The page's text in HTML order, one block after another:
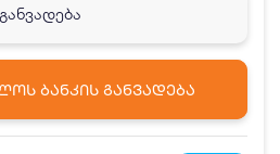
ᲑᲐᲜᲙᲘᲡ ᲒᲐᲜᲕᲐᲓᲔᲑᲐ